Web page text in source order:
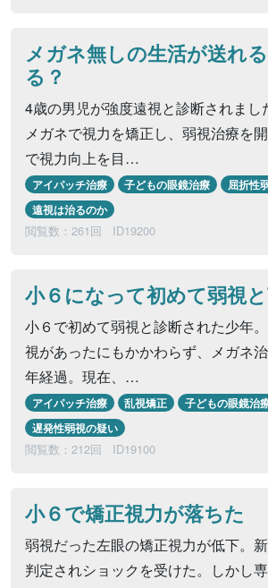
メガネ無しの生活が送れ
る？
4歳の男児が強度遠視と診断されまし
メガネで視力を矯正し、弱視治療を
で視力向上を目…
アイパッチ治療 子どもの眼鏡治療 屈折性
遠視は治るのか
閲覧数：261回 ID19200
小６になって初めて弱視
小６で初めて弱視と診断された少年
視があったにもかかわらず、メガネ
年経過。現在、…
アイパッチ治療 乱視矯正 子どもの眼鏡治
遅発性弱視の疑い
閲覧数：212回 ID19100
小６で矯正視力が落ちた
弱視だった左眼の矯正視力が低下。
判定されショックを受けた。しかし